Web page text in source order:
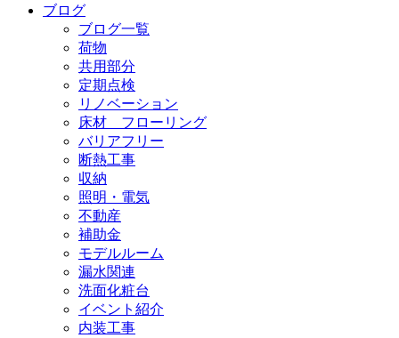
ブログ
ブログ一覧
荷物
共用部分
定期点検
リノベーション
床材 フローリング
バリアフリー
断熱工事
収納
照明・電気
不動産
補助金
モデルルーム
漏水関連
洗面化粧台
イベント紹介
内装工事